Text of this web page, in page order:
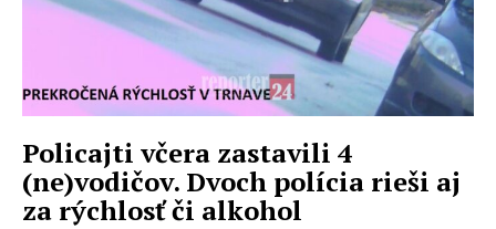
Policajti včera zastavili 4
(ne)vodičov. Dvoch polícia rieši aj
za rýchlosť či alkohol